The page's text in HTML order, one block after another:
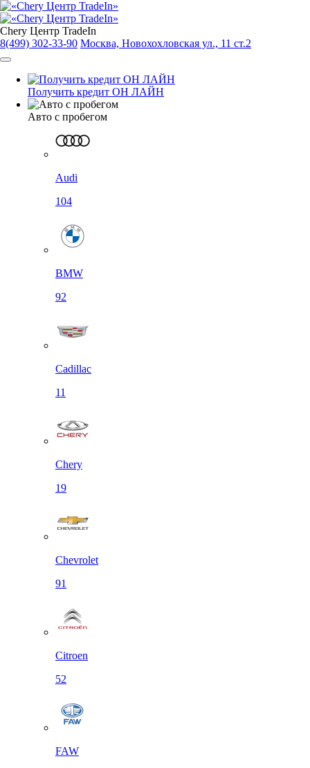
Chery Центр TradeIn
8(499) 302-33-90 Москва, Новохохловская ул., 11 ст.2
Получить кредит ОН ЛАЙН
Авто с пробегом
Audi
104
BMW
92
Cadillac
11
Chery
19
Chevrolet
91
Citroen
52
FAW